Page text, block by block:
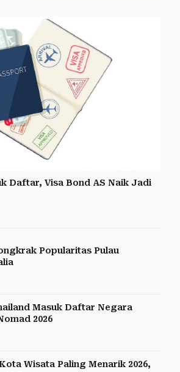
Daftar, Visa Bond AS Naik Jadi
Popularitas Pulau
Masuk Daftar Negara
2026
Wisata Paling Menarik 2026,